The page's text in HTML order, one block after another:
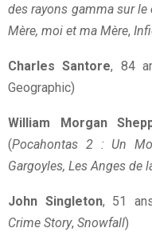
des rayons gamma sur
Mère, moi et ma Mère,
Charles Santore, 84
Geographic)
William Morgan
(Pocahontas 2 : Un
Gargoyles, Les Anges de
John Singleton, 51
Crime Story, Snowfall)